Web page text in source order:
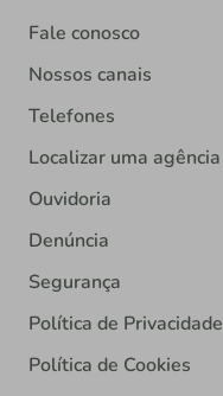
Fale conosco
Nossos canais
Telefones
Localizar uma agência
Ouvidoria
Denúncia
Segurança
Política de Privacidade
Política de Cookies